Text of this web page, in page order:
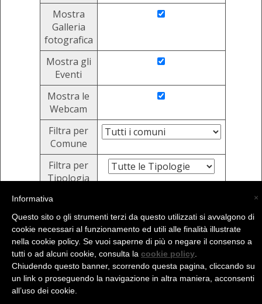
Mostra
Galleria
fotografica
Mostra gli
Eventi
Mostra le
Webcam
Filtra per
Comune
Filtra per
Tipologia
(C) La Valtellina - info@la-valtellina.com -
×
Informativa
Questo sito o gli strumenti terzi da questo utilizzati si avvalgono di
cookie necessari al funzionamento ed utili alle finalità illustrate
nella cookie policy. Se vuoi saperne di più o negare il consenso a
tutti o ad alcuni cookie, consulta la cookie policy
Chiudendo questo banner, scorrendo questa pagina, cliccando su
un link o proseguendo la navigazione in altra maniera, acconsenti
all’uso dei cookie.